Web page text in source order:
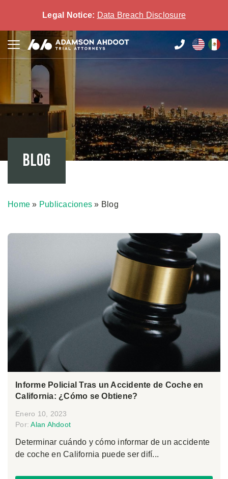
Legal Notice: Data Breach Disclosure
Blog
Home » Publicaciones » Blog
Informe Policial Tras un Accidente de Coche en
California: ¿Cómo se Obtiene?
Enero 10, 2023
Por:Alan Ahdoot
Determinar cuándo y cómo informar de un accidente
de coche en California puede ser difí...